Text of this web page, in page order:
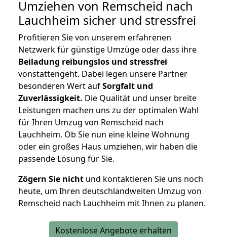
Umziehen von Remscheid nach
Lauchheim sicher und stressfrei
Profitieren Sie von unserem erfahrenen
Netzwerk für günstige Umzüge oder dass ihre
Beiladung reibungslos und stressfrei
vonstattengeht. Dabei legen unsere Partner
besonderen Wert aufSorgfalt und
Zuverlässigkeit. Die Qualität und unser breite
Leistungen machen uns zu der optimalen Wahl
für Ihren Umzug von Remscheid nach
Lauchheim. Ob Sie nun eine kleine Wohnung
oder ein großes Haus umziehen, wir haben die
passende Lösung für Sie.
Zögern Sie nicht und kontaktieren Sie uns noch
heute, um Ihren deutschlandweiten Umzug von
Remscheid nach Lauchheim mit Ihnen zu planen.
Kostenlose Angebote erhalten